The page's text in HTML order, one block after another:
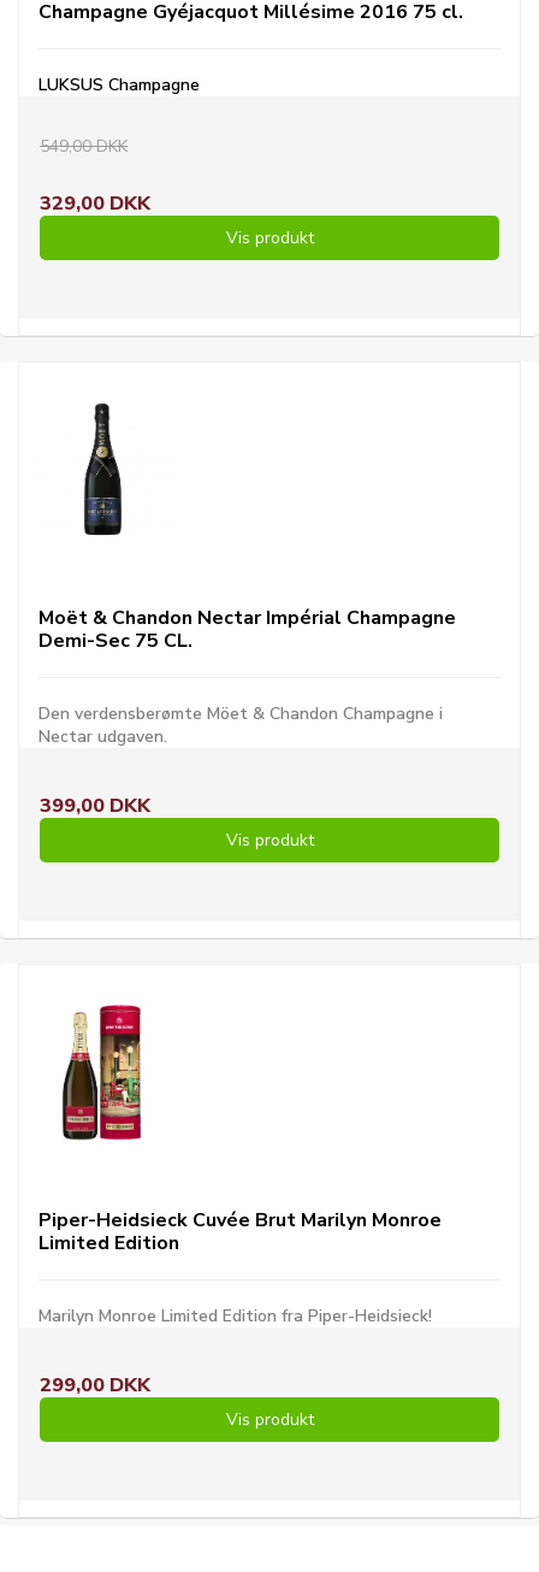
Champagne Gyéjacquot Millésime 2016 75 cl.
LUKSUS Champagne
549,00 DKK
329,00 DKK
Vis produkt
Moët & Chandon Nectar Impérial Champagne
Demi-Sec 75 CL.
Den verdensberømte Möet & Chandon Champagne i
Nectar udgaven.
399,00 DKK
Vis produkt
Piper-Heidsieck Cuvée Brut Marilyn Monroe
Limited Edition
Marilyn Monroe Limited Edition fra Piper-Heidsieck!
299,00 DKK
Vis produkt